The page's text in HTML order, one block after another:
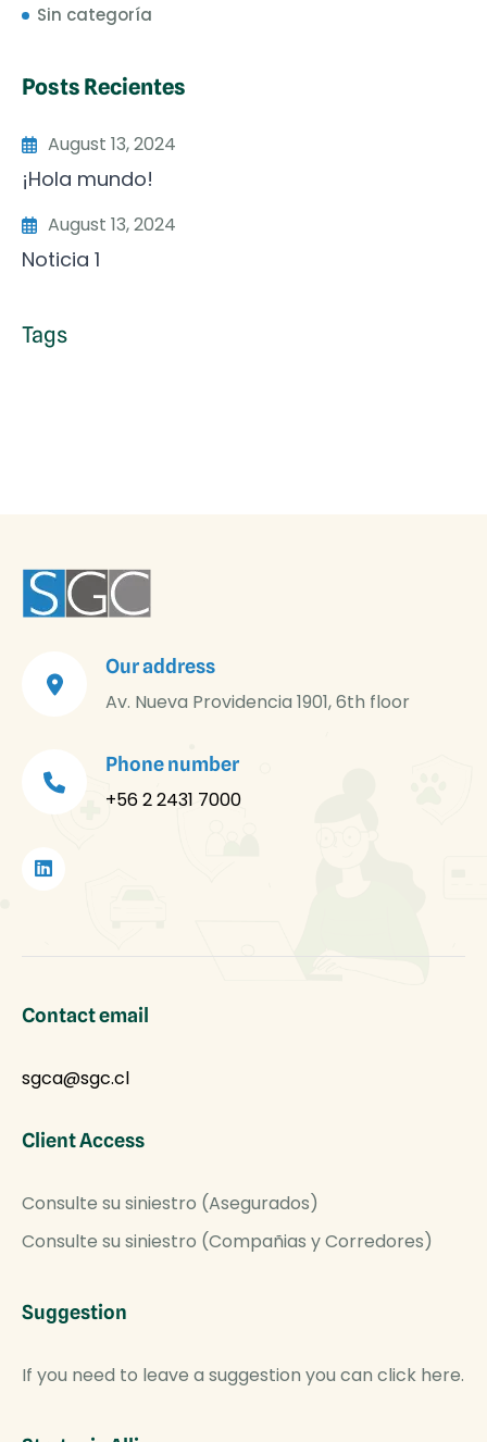
Sin categoría
Posts Recientes
August 13, 2024
¡Hola mundo!
August 13, 2024
Noticia 1
Tags
Our address
Av. Nueva Providencia 1901, 6th floor
Phone number
+56 2 2431 7000
Contact email
sgca@sgc.cl
Client Access
Consulte su siniestro (Asegurados)
Consulte su siniestro (Compañias y Corredores)
Suggestion
If you need to leave a suggestion you can click here.